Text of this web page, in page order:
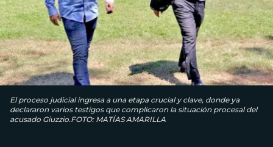
El proceso judicial ingresa a una etapa crucial y clave, donde ya
declararon varios testigos que complicaron la situación procesal del
acusado Giuzzio.FOTO: MATÍAS AMARILLA